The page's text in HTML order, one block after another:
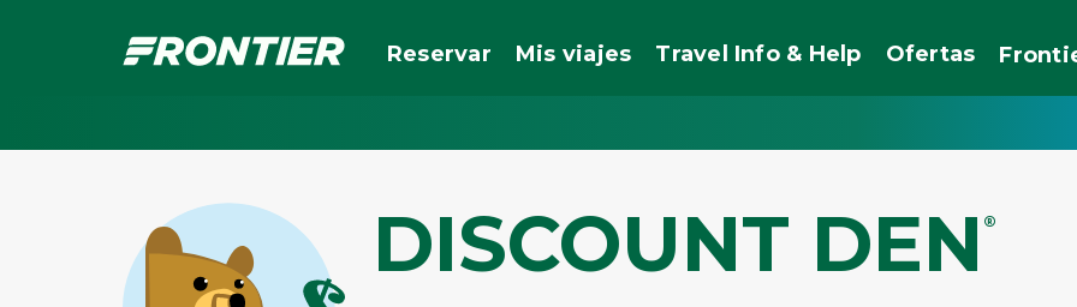
Reservar Mis viajes Travel Info & Help Ofertas
DISCOUNT DEN ®